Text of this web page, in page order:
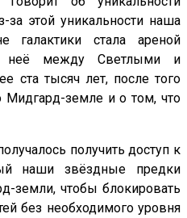
этой уникальности наша
галактики стала ареной
неё между Светлыми и
ста тысяч лет, после того
земле и о том, что
получить доступ к
наши звёздные предки
земли, чтобы блокировать
без необходимого уровня